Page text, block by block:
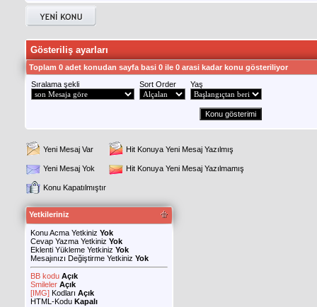
Gösteriliş ayarları
Toplam 0 adet konudan sayfa basi 0 ile 0 arasi kadar konu gösteriliyor
Sıralama şekli
Sort Order Yaş
Yeni Mesaj Var Hit Konuya Yeni Mesaj Yazılmış
Yeni Mesaj Yok Hit Konuya Yeni Mesaj Yazılmamış
Konu Kapatılmıştır
Yetkileriniz
Konu Acma Yetkiniz Yok
Cevap Yazma Yetkiniz Yok
Eklenti Yükleme Yetkiniz Yok
Mesajınızı Değiştirme Yetkiniz Yok
BB kodu Açık
Smileler Açık
[IMG] Kodları Açık
HTML-Kodu Kapalı